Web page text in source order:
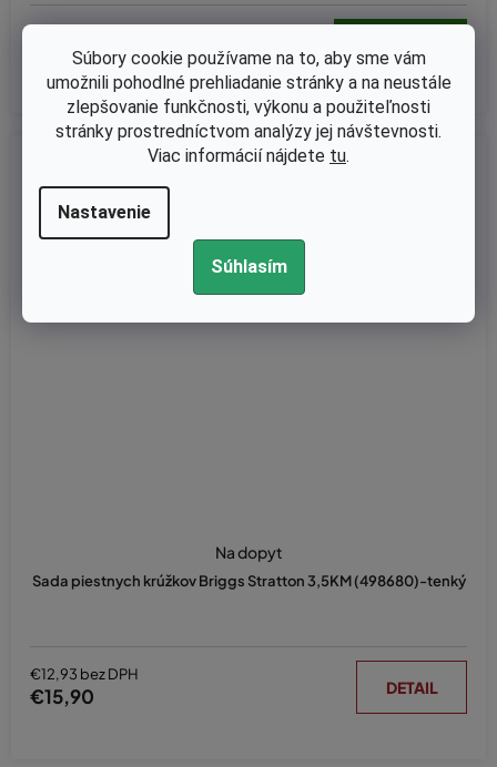
Súbory cookie používame na to, aby sme vám
umožnili pohodlné prehliadanie stránky a na neustále
zlepšovanie funkčnosti, výkonu a použiteľnosti
stránky prostredníctvom analýzy jej návštevnosti.
Viac informácií nájdete tu.
Nastavenie
Súhlasím
€12,05
Sada piestnych krúžkov Briggs Stratton 3,5KM (498680)-tenký
Na dopyt
€12,93 bez DPH
€15,90 DETAIL
Kód:36-0280